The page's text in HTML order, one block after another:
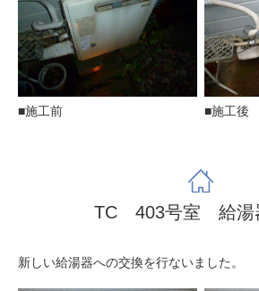
■施工前 ■施工後
TC 403号室 給湯
新しい給湯器への交換を行ないました。